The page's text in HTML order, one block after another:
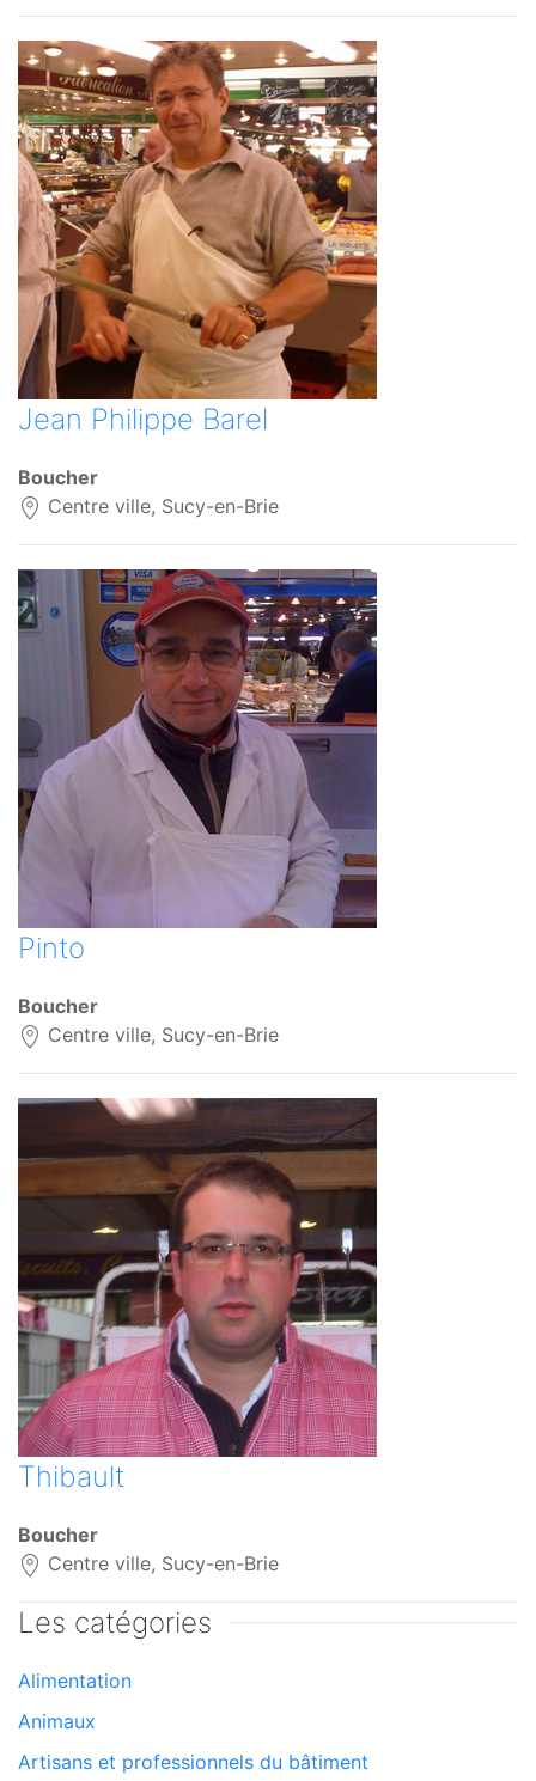
Jean Philippe Barel
Boucher
Centre ville, Sucy-en-Brie
Pinto
Boucher
Centre ville, Sucy-en-Brie
Thibault
Boucher
Centre ville, Sucy-en-Brie
Les catégories
Alimentation
Animaux
Artisans et professionnels du bâtiment